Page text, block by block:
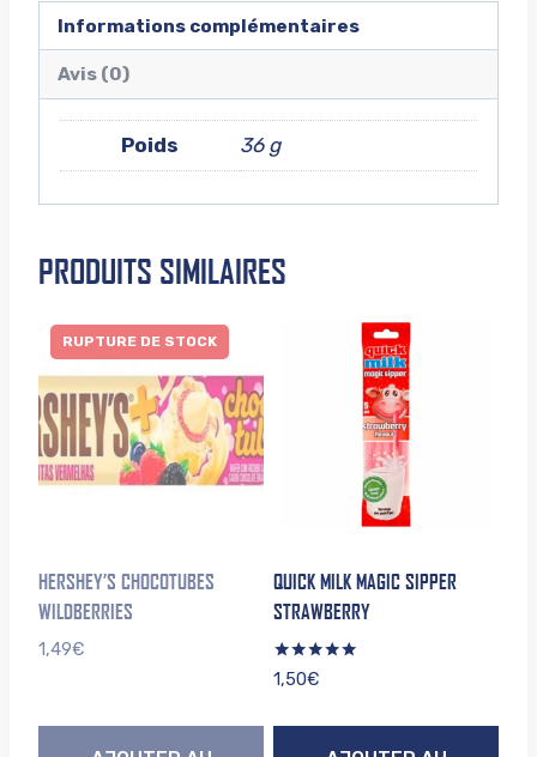
Informations complémentaires
Avis (0)
Poids 36 g
PRODUITS SIMILAIRES
RUPTURE DE STOCK
HERSHEY’S CHOCOTUBES
WILDBERRIES
1,49€
QUICK MILK MAGIC SIPPER
STRAWBERRY
Note
5.00
1,50€